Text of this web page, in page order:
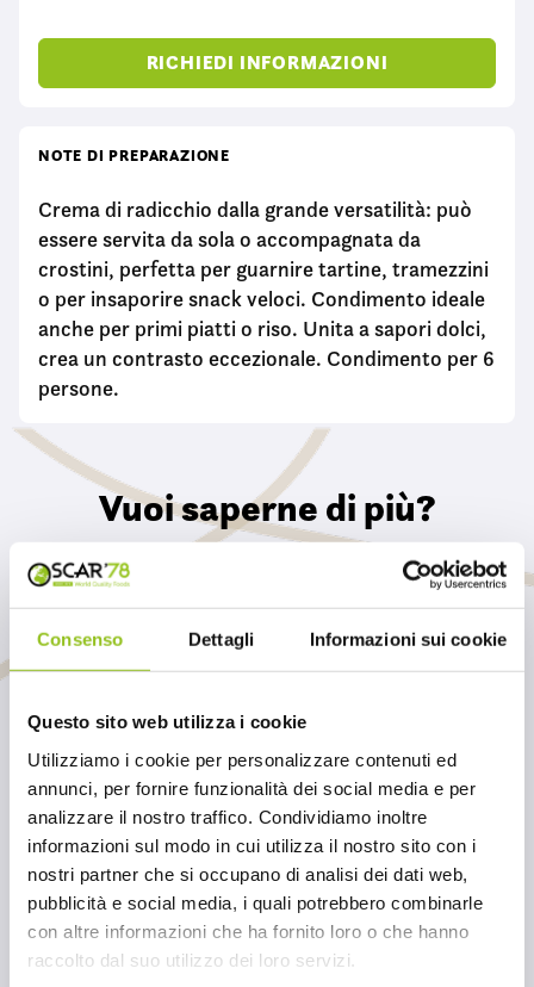
Consenso Dettagli Informazioni sui cookie
Questo sito web utilizza i cookie
Utilizziamo i cookie per personalizzare contenuti ed
annunci, per fornire funzionalità dei social media e per
analizzare il nostro traffico. Condividiamo inoltre
informazioni sul modo in cui utilizza il nostro sito con i
nostri partner che si occupano di analisi dei dati web,
pubblicità e social media, i quali potrebbero combinarle
con altre informazioni che ha fornito loro o che hanno
raccolto dal suo utilizzo dei loro servizi.
RICHIEDI INFORMAZIONI
NOTE DI PREPARAZIONE
Crema di radicchio dalla grande versatilità: può
essere servita da sola o accompagnata da
crostini, perfetta per guarnire tartine, tramezzini
o per insaporire snack veloci. Condimento ideale
anche per primi piatti o riso. Unita a sapori dolci,
crea un contrasto eccezionale. Condimento per 6
persone.
Vuoi saperne di più?
Contattaci per conoscere i dettagli di questo
prodotto e tutti gli altri articoli della nostra